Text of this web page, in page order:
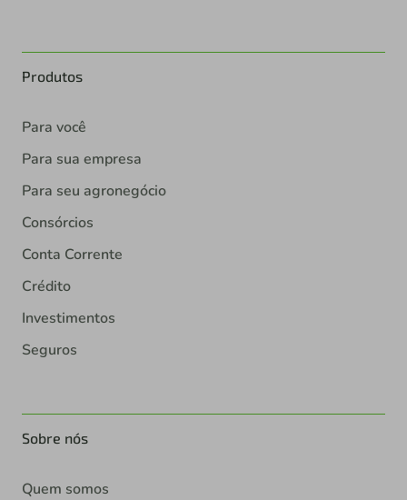
Produtos
Para você
Para sua empresa
Para seu agronegócio
Consórcios
Conta Corrente
Crédito
Investimentos
Seguros
Sobre nós
Quem somos